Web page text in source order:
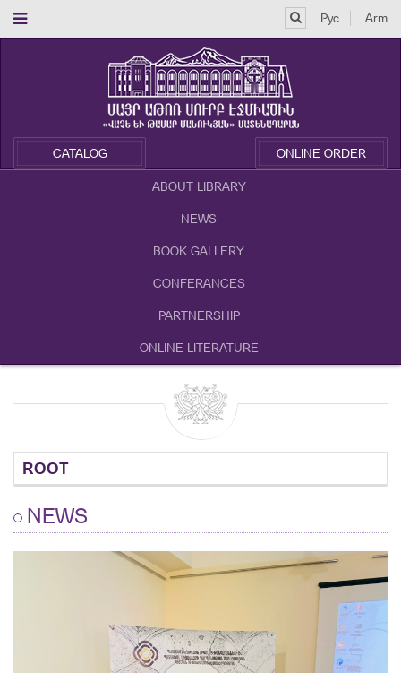
Рус Arm
CATALOG ONLINE ORDER
ABOUT LIBRARY
NEWS
BOOK GALLERY
CONFERANCES
PARTNERSHIP
ONLINE LITERATURE
ROOT
NEWS